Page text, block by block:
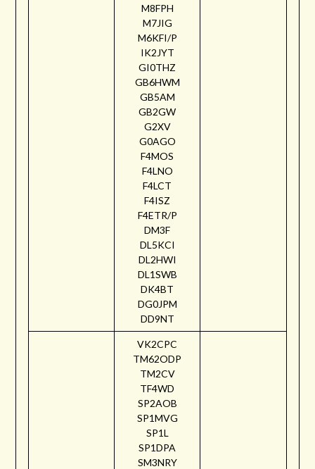
M8FPH
M7JIG
M6KFI/P
IK2JYT
GI0THZ
GB6HWM
GB5AM
GB2GW
G2XV
G0AGO
F4MOS
F4LNO
F4LCT
F4ISZ
F4ETR/P
DM3F
DL5KCI
DL2HWI
DL1SWB
DK4BT
DG0JPM
DD9NT
VK2CPC
TM62ODP
TM2CV
TF4WD
SP2AOB
SP1MVG
SP1L
SP1DPA
SM3NRY